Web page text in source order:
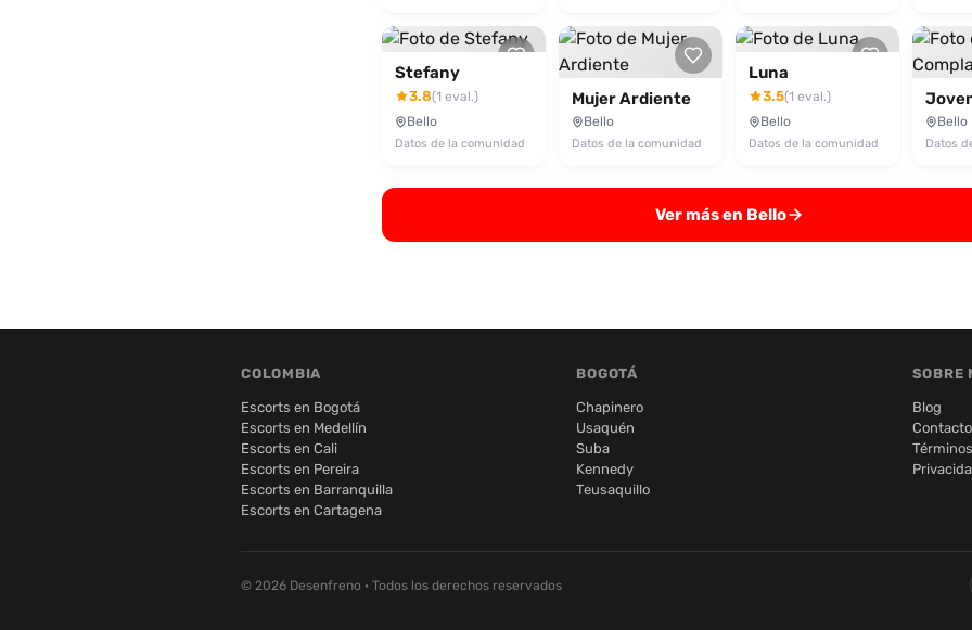
Stefany
3.8(1 eval.)
Bello
Datos de la comunidad
Mujer Ardiente
Bello
Datos de la comunidad
Luna
3.5(1 eval.)
Bello
Datos de la comunidad
Bello
Datos
Ver más en Bello
COLOMBIA
Escorts en Bogotá
Escorts en Medellín
Escorts en Cali
Escorts en Pereira
Escorts en Barranquilla
Escorts en Cartagena
BOGOTÁ
Chapinero
Usaquén
Suba
Kennedy
Teusaquillo
SOBRE
Blog
Contacto
© 2026 Desenfreno · Todos los derechos reservados